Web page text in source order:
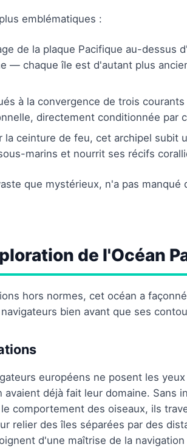
emblématiques :
de la plaque Pacifique au-dessus
— chaque île est d'autant plus
à la convergence de trois
directement conditionnée par
la ceinture de feu, cet archipel subit
marins et nourrit ses récifs
que mystérieux, n'a pas
de l'Océan
hors normes, cet océan a
bien avant que ses
européens ne posent les
avaient déjà fait leur domaine. Sans
comportement des oiseaux, ils
relier des îles séparées par des
d'une maîtrise de la